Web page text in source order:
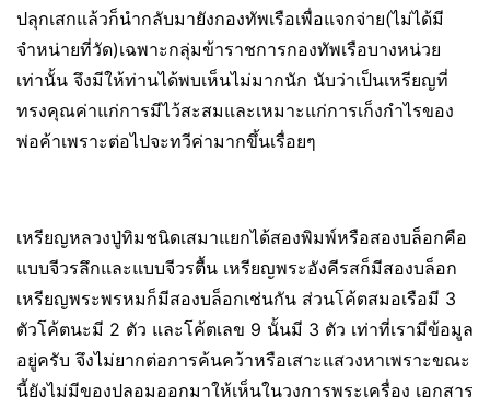
ปลุกเสกแล้วก็นำกลับมายังกองทัพเรือเพื่อแจกจ่าย(ไม่ได้มี
จำหน่ายที่วัด)เฉพาะกลุ่มข้าราชการกองทัพเรือบางหน่วย
เท่านั้น จึงมีให้ท่านได้พบเห็นไม่มากนัก นับว่าเป็นเหรียญที่
ทรงคุณค่าแก่การมีไว้สะสมและเหมาะแก่การเก็งกำไรของ
พ่อค้าเพราะต่อไปจะทวีค่ามากขึ้นเรื่อยๆ
เหรียญหลวงปู่ทิมชนิดเสมาแยกได้สองพิมพ์หรือสองบล็อกคือ
แบบจีวรลึกและแบบจีวรตื้น เหรียญพระอังคีรสก็มีสองบล็อก
เหรียญพระพรหมก็มีสองบล็อกเช่นกัน ส่วนโค้ตสมอเรือมี 3
ตัวโค้ตนะมี 2 ตัว และโค้ตเลข 9 นั้นมี 3 ตัว เท่าที่เรามีข้อมูล
อยู่ครับ จึงไม่ยากต่อการค้นคว้าหรือเสาะแสวงหาเพราะขณะ
นี้ยังไม่มีของปลอมออกมาให้เห็นในวงการพระเครื่อง เอกสาร